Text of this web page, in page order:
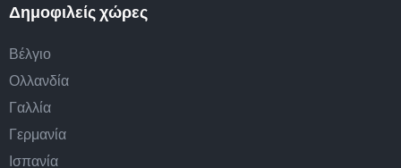
Δημοφιλείς χώρες
Βέλγιο
Ολλανδία
Γαλλία
Γερμανία
Ισπανία